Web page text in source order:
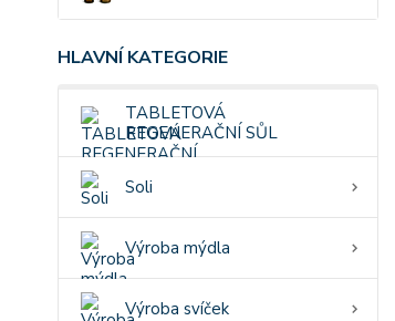
HLAVNÍ KATEGORIE
TABLETOVÁ
REGENERAČNÍ SŮL
Soli
Výroba mýdla
Výroba svíček